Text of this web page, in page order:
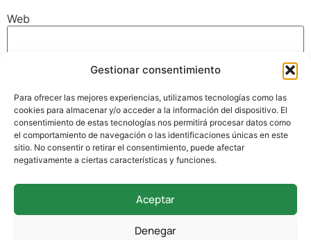
Gestionar consentimiento
Para ofrecer las mejores experiencias, utilizamos tecnologías como las
cookies para almacenar y/o acceder a la información del dispositivo. El
consentimiento de estas tecnologías nos permitirá procesar datos como
el comportamiento de navegación o las identificaciones únicas en este
sitio. No consentir o retirar el consentimiento, puede afectar
negativamente a ciertas características y funciones.
Aceptar
Denegar
Web
navegador para la próxima vez que comente.